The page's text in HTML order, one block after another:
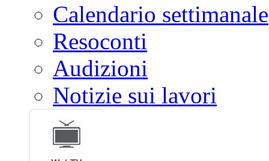
Calendario settimanale
Resoconti
Audizioni
Notizie sui lavori